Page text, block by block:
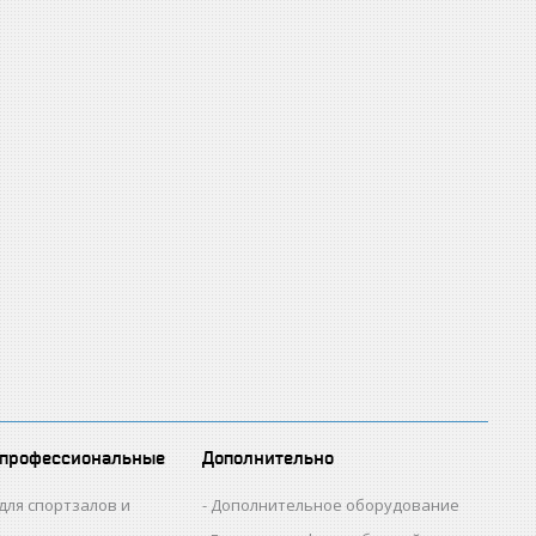
спортзалов и
Дополнительно
Дополнительное оборудование